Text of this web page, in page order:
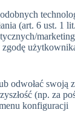
(art. 6 ust. 1
odwołać swoją
(np. za
konfiguracji